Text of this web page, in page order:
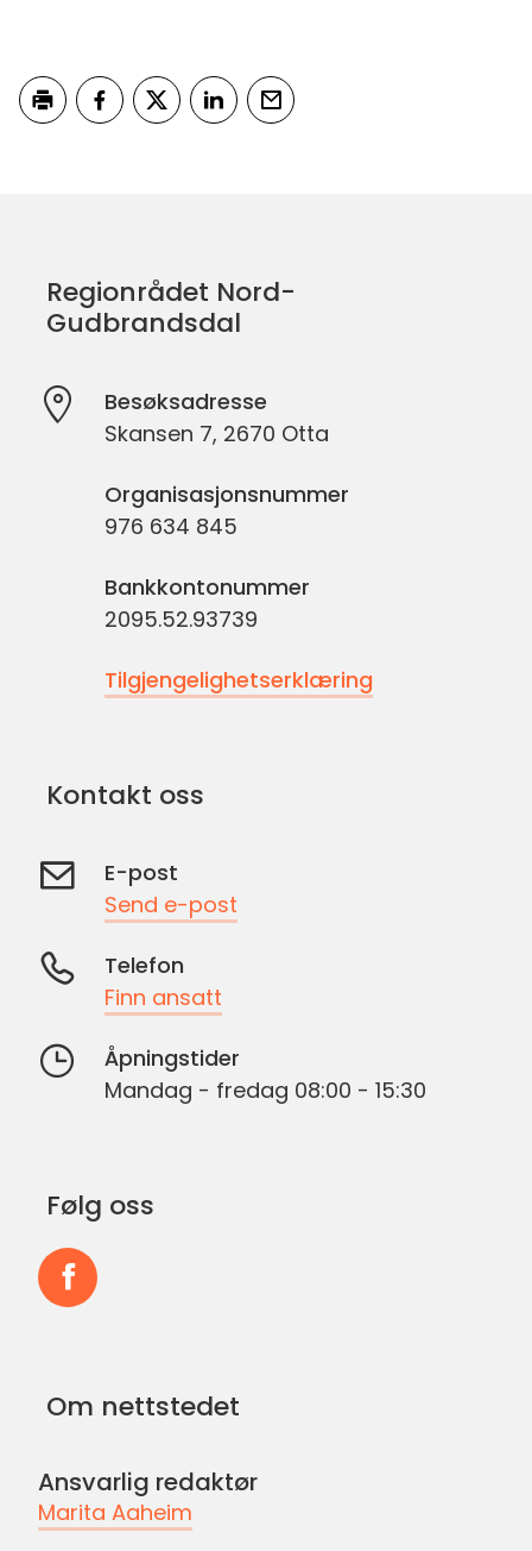
Regionrådet Nord-
Gudbrandsdal
Besøksadresse
Skansen 7, 2670 Otta
Organisasjonsnummer
976 634 845
Bankkontonummer
2095.52.93739
Tilgjengelighetserklæring
Kontakt oss
E-post
Send e-post
Telefon
Finn ansatt
Åpningstider
Mandag - fredag 08:00 - 15:30
Følg oss
Facebook
Om nettstedet
Ansvarlig redaktør
Marita Aaheim